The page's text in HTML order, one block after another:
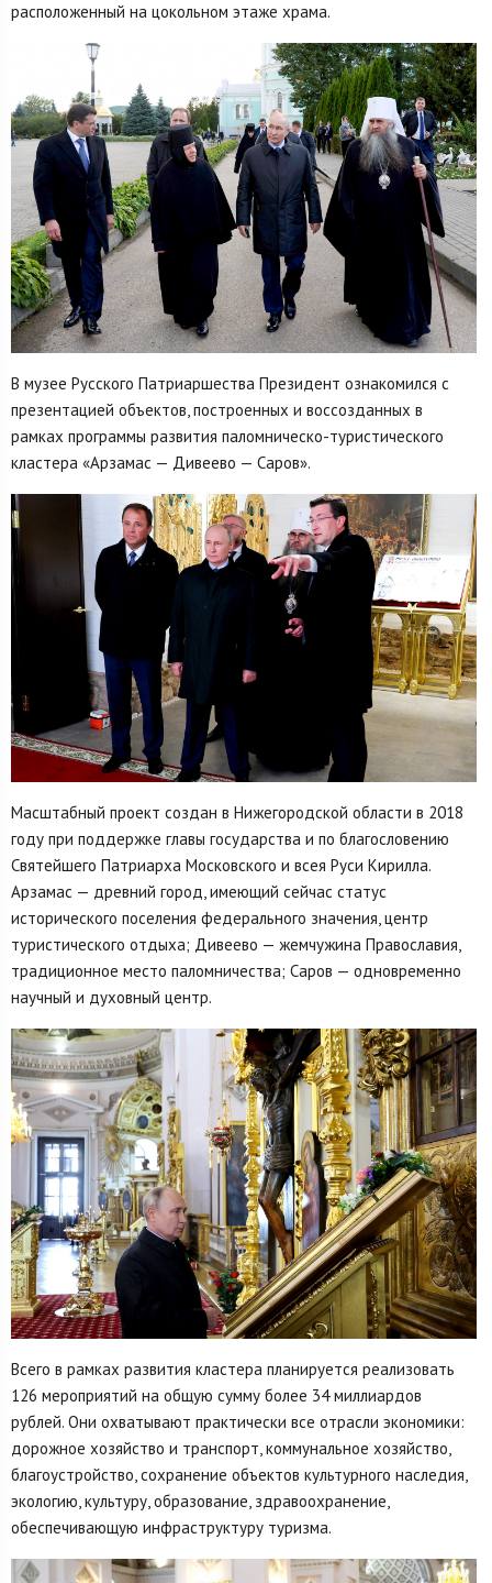
расположенный на цокольном этаже храма.
В музее Русского Патриаршества Президент ознакомился с
презентацией объектов, построенных и воссозданных в
рамках программы развития паломническо-туристического
кластера «Арзамас — Дивеево — Саров».
Масштабный проект создан в Нижегородской области в 2018
году при поддержке главы государства и по благословению
Святейшего Патриарха Московского и всея Руси Кирилла.
Арзамас — древний город, имеющий сейчас статус
исторического поселения федерального значения, центр
туристического отдыха; Дивеево — жемчужина Православия,
традиционное место паломничества; Саров — одновременно
научный и духовный центр.
Всего в рамках развития кластера планируется реализовать
126 мероприятий на общую сумму более 34 миллиардов
рублей. Они охватывают практически все отрасли экономики:
дорожное хозяйство и транспорт, коммунальное хозяйство,
благоустройство, сохранение объектов культурного наследия,
экологию, культуру, образование, здравоохранение,
обеспечивающую инфраструктуру туризма.